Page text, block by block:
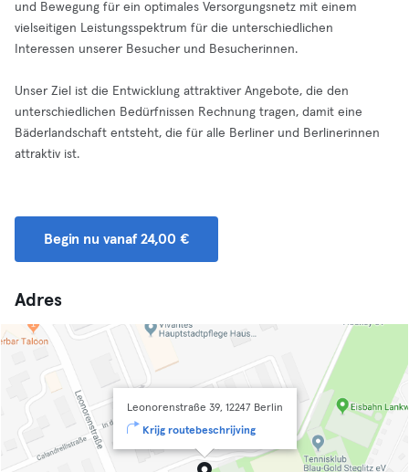
und Bewegung für ein optimales Versorgungsnetz mit einem
vielseitigen Leistungsspektrum für die unterschiedlichen
Interessen unserer Besucher und Besucherinnen.
Unser Ziel ist die Entwicklung attraktiver Angebote, die den
unterschiedlichen Bedürfnissen Rechnung tragen, damit eine
Bäderlandschaft entsteht, die für alle Berliner und Berlinerinnen
attraktiv ist.
Begin nu vanaf 24,00 €
Adres
Leonorenstraße 39, 12247 Berlin
Krijg routebeschrijving